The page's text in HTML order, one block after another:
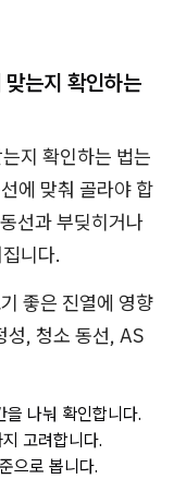
는지 확인하는
지 확인하는 법는
에 맞춰 골라야 합
선과 부딪히거나
니다.
좋은 진열에 영향
성, 청소 동선, AS
나눠 확인합니다.
고려합니다.
으로 봅니다.